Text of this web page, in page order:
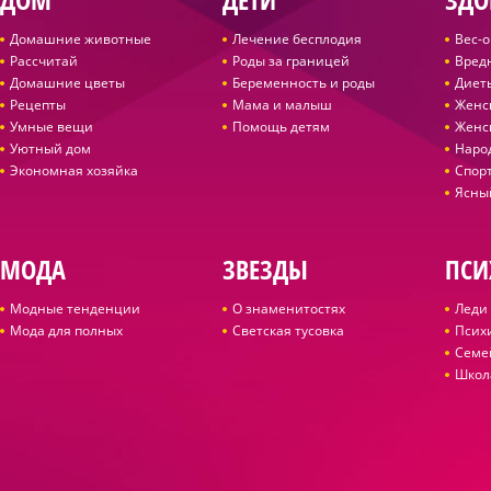
Домашние животные
Рассчитай
Домашние цветы
Рецепты
Умные вещи
Уютный дом
Экономная хозяйка
Лечение бесплодия
Роды за границей
Беременность и роды
Мама и малыш
Помощь детям
Вес-
МОДА
Модные тенденции
Мода для полных
ЗВЕЗДЫ
О знаменитостях
Светская тусовка
Леди